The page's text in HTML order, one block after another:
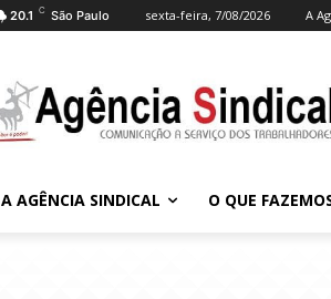
20.1 C São Paulo sexta-feira, 7/08/2026 A
A AGÊNCIA SINDICAL O QUE